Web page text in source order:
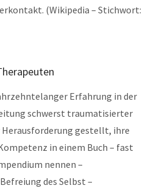
(Wikipedia – Stichwort:
Erfahrung in der
schwerst traumatisierter
Herausforderung gestellt, ihre
in einem Buch – fast
nennen –
des Selbst –